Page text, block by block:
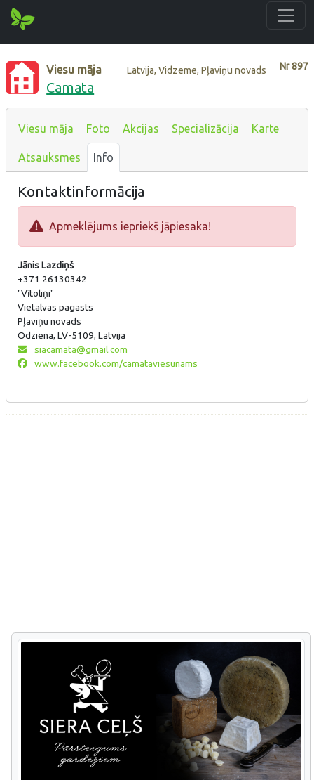
Nr897
Viesu māja Latvija, Vidzeme, Pļaviņu novads
Camata
Viesu māja Foto Akcijas Specializācija Karte
Atsauksmes Info
Kontaktinformācija
Apmeklējums iepriekš jāpiesaka!
Jānis Lazdiņš
+371 26130342
"Vītoliņi"
Vietalvas pagasts
Pļaviņu novads
Odziena, LV-5109, Latvija
siacamata@gmail.com
www.facebook.com/camataviesunams